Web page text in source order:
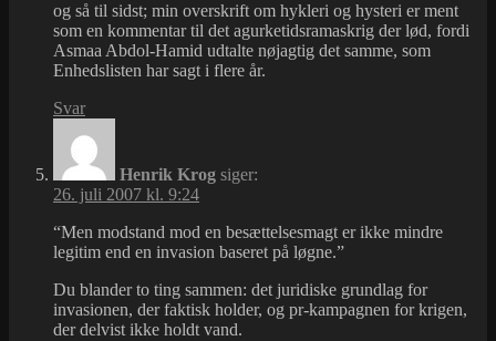
og så til sidst; min overskrift om hykleri og hysteri er ment
som en kommentar til det agurketidsramaskrig der lød, fordi
Asmaa Abdol-Hamid udtalte nøjagtig det samme, som
Enhedslisten har sagt i flere år.
Svar
Henrik Krog siger:
26. juli 2007 kl. 9:24
“Men modstand mod en besættelsesmagt er ikke mindre
legitim end en invasion baseret på løgne.”
Du blander to ting sammen: det juridiske grundlag for
invasionen, der faktisk holder, og pr-kampagnen for krigen,
der delvist ikke holdt vand.